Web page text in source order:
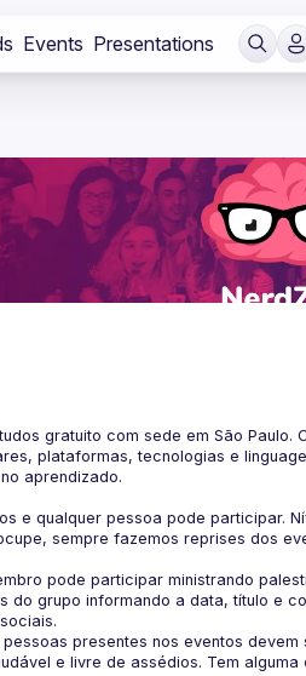
Events Presentations
gratuito com sede em São
plataformas, tecnologias e
aprendizado.
e qualquer pessoa pode participar.
sempre fazemos reprises dos
pode participar ministrando
do grupo informando a data, título e
pessoas presentes nos eventos
e livre de assédios. Tem alguma